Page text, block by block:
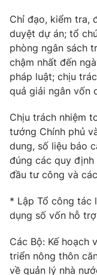
® Cấm sao chép
thuận bằng văn bản.
thông tin từ website
Chỉ đạo, kiểm tra,
duyệt dự án; tổ
phòng ngân sách
chậm nhất đến
pháp luật; chịu
quả giải ngân vốn
Chịu trách nhiệm
tướng Chính phủ
dung, số liệu báo
đúng các quy định
đầu tư công và
* Lập Tổ công tác
dụng số vốn hỗ
Các Bộ: Kế hoạch
triển nông thôn
về quản lý nhà